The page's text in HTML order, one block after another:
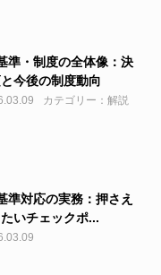
準・制度の全体像：決
今後の制度動向
カテゴリー：解説
準対応の実務：押さえ
いチェックポ...